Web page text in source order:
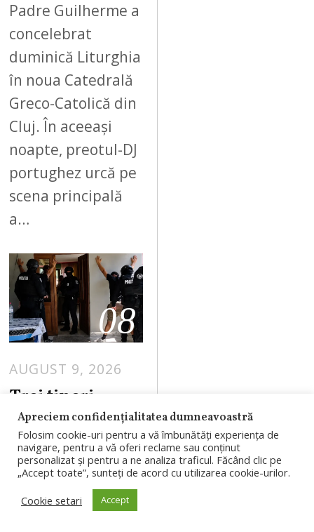
Padre Guilherme a
concelebrat
duminică Liturghia
în noua Catedrală
Greco-Catolică din
Cluj. În aceeași
noapte, preotul-DJ
portughez urcă pe
scena principală
a…
08
AUGUST 9, 2026
Trei tineri,
reținuți după
atacul asupra
ambulanței din
Cluj. Filmul
nopții în care
Apreciem confidențialitatea dumneavoastră
Folosim cookie-uri pentru a vă îmbunătăți experiența de
navigare, pentru a vă oferi reclame sau conținut
personalizat și pentru a ne analiza traficul. Făcând clic pe
„Accept toate”, sunteți de acord cu utilizarea cookie-urilor.
Cookie setari
Accept